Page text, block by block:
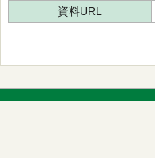
資料URL